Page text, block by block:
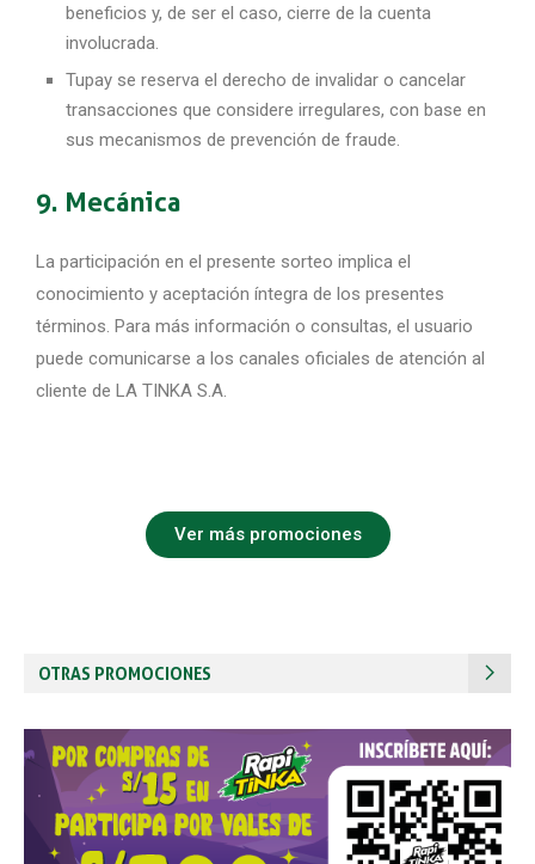
beneficios y, de ser el caso, cierre de la cuenta
involucrada.
Tupay se reserva el derecho de invalidar o cancelar
transacciones que considere irregulares, con base en
sus mecanismos de prevención de fraude.
9. Mecánica
La participación en el presente sorteo implica el
conocimiento y aceptación íntegra de los presentes
términos. Para más información o consultas, el usuario
puede comunicarse a los canales oficiales de atención al
cliente de LA TINKA S.A.
Ver más promociones
OTRAS PROMOCIONES